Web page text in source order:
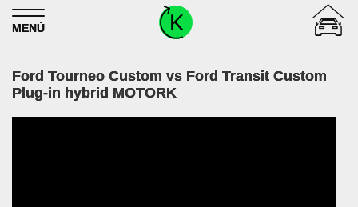
Skip to content
MENÚ
Ford Tourneo Custom vs Ford Transit Custom
Plug-in hybrid MOTORK